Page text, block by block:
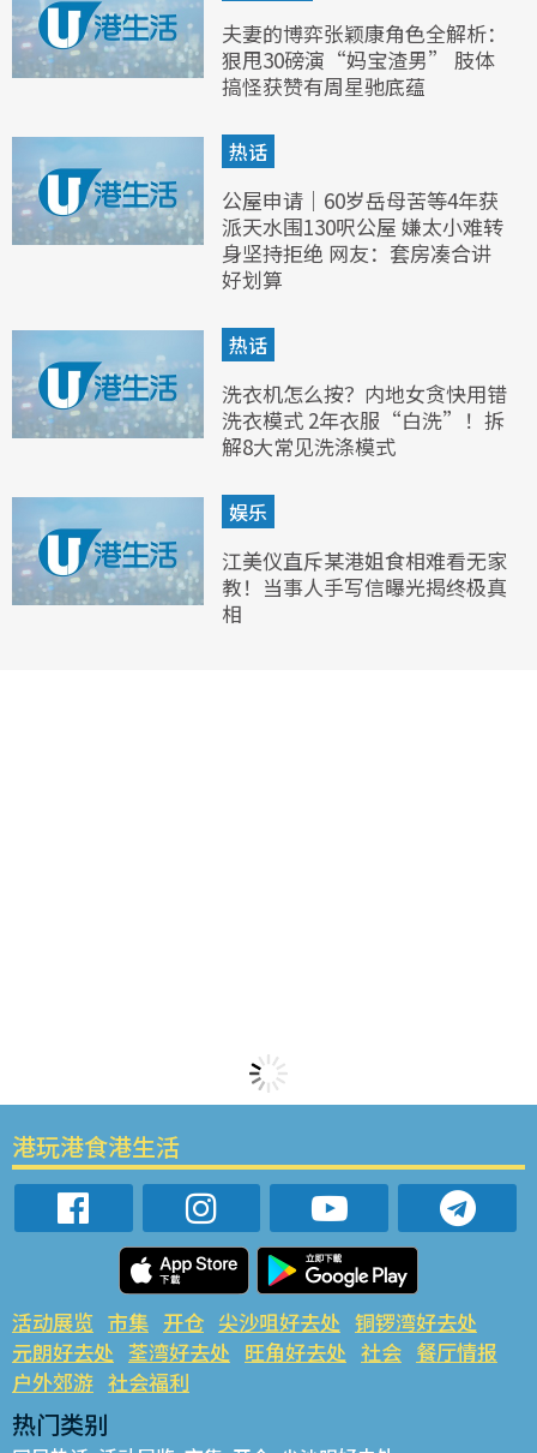
夫妻的博弈张颖康角色全解析：
狠甩30磅演“妈宝渣男” 肢体
搞怪获赞有周星驰底蕴
热话
公屋申请｜60岁岳母苦等4年获
派天水围130呎公屋 嫌太小难转
身坚持拒绝 网友：套房凑合讲
好划算
热话
洗衣机怎么按？内地女贪快用错
洗衣模式 2年衣服“白洗”！拆
解8大常见洗涤模式
娱乐
江美仪直斥某港姐食相难看无家
教！当事人手写信曝光揭终极真
相
港玩港食港生活
活动展览 市集 开仓 尖沙咀好去处 铜锣湾好去处
元朗好去处 荃湾好去处 旺角好去处 社会 餐厅情报
户外郊游 社会福利
热门类别